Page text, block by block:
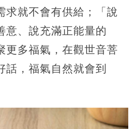
求就不會有供給；「說
意、說充滿正能量的
更多福氣，在觀世音菩
話，福氣自然就會到